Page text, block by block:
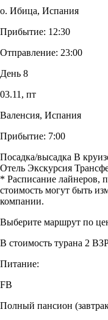
о. Ибица, Испания
Прибытие: 12:30
Отправление: 23:00
День 8
03.11, пт
Валенсия, Испания
Прибытие: 7:00
Посадка/высадка В
Отель Экскурсия
* Расписание лайнеров,
стоимость могут быть
компании.
Выберите маршрут по
В стоимость турана 2
Питание:
FB
Полный пансион